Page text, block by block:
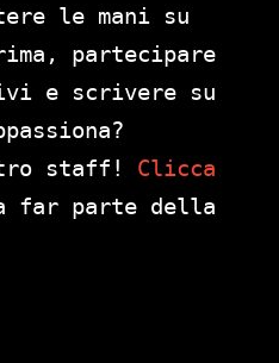
le mani su
partecipare
e scrivere su
staff! Clicca
far parte della